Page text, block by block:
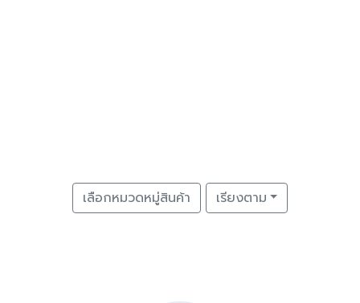
เลือกหมวดหมู่สินค้า เรียงตาม